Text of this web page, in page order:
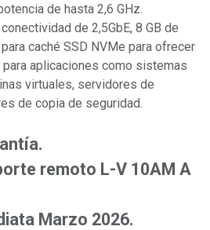
de hasta 2,6 GHz.
de 2,5GbE, 8 GB de
caché SSD NVMe para ofrecer
aplicaciones como sistemas
virtuales, servidores de
de copia de seguridad.
remoto L-V 10AM A
Marzo 2026.